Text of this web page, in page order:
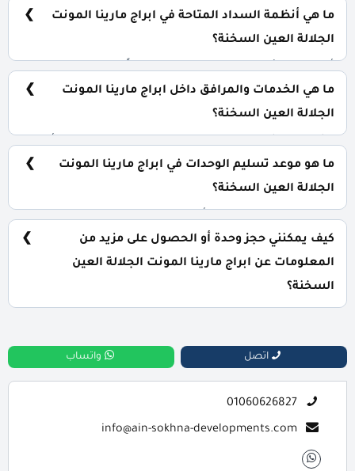
والمساحة، كما أن الأسعار قابلة للتغيير حسب تطورات
السوق.
ما هي أنظمة السداد المتاحة في ابراج مارينا المونت
الجلالة العين السخنة؟
تقسيط المتبقي بالتساوي على 10 سنوات خالية من أي فوائد.
ما هي الخدمات والمرافق داخل ابراج مارينا المونت
الجلالة العين السخنة؟
مشددة، مارينا لليخوت، بيتش هاوس ومنطقة للمؤتمرات
والحفلات.
ما هو موعد تسليم الوحدات في ابراج مارينا المونت
الجلالة العين السخنة؟
إمكانية التسليم نصف تشطيب أو تشطيب كامل حسب رغبة
العميل.
كيف يمكنني حجز وحدة أو الحصول على مزيد من
المعلومات عن ابراج مارينا المونت الجلالة العين
السخنة؟
اتصل واتساب
01060626827
info@ain-sokhna-developments.com